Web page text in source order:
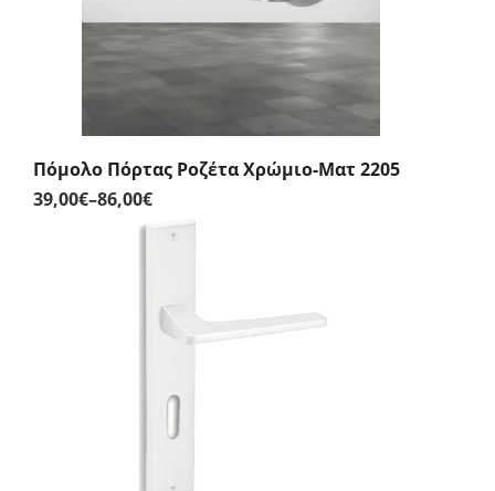
Πόμολο Πόρτας Ροζέτα Χρώμιο-Ματ 2205
39,00€–86,00€Price
range:
86,00€